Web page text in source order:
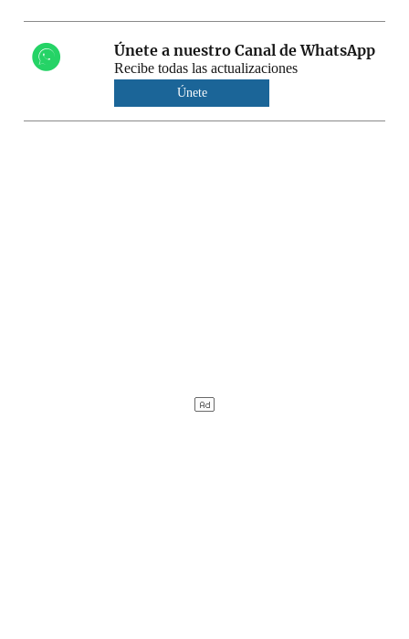
Únete a nuestro Canal de WhatsApp
Recibe todas las actualizaciones
Únete